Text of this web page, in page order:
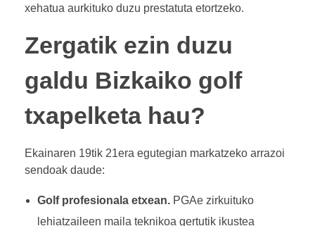
xehatua aurkituko duzu prestatuta etortzeko.
Zergatik ezin duzu
galdu Bizkaiko golf
txapelketa hau?
Ekainaren 19tik 21era egutegian markatzeko arrazoi
sendoak daude:
Golf profesionala etxean.PGAe zirkuituko
lehiatzaileen maila teknikoa gertutik ikustea